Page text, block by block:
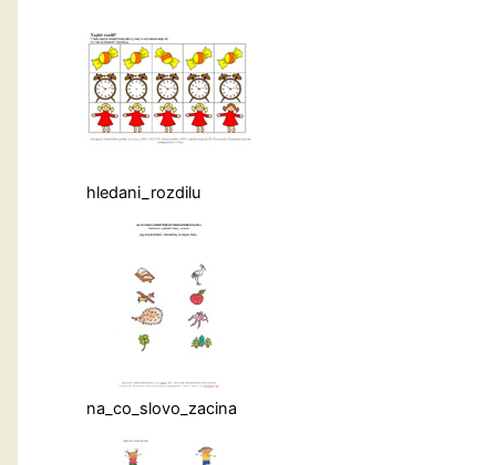
hledani_rozdilu
na_co_slovo_zacina